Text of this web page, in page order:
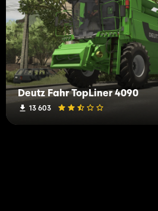
Deutz Fahr TopLiner 4090
13 603